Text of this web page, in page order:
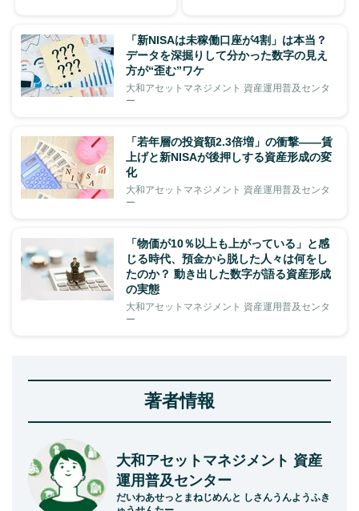
「新NISAは未稼働口座が4割」は本当？
データを深掘りして分かった数字の見え
方が“歪む”ワケ
大和アセットマネジメント 資産運用普及センタ
ー
「若年層の投資額2.3倍増」の衝撃――賃
上げと新NISAが後押しする資産形成の変
化
大和アセットマネジメント 資産運用普及センタ
ー
「物価が10％以上も上がっている」と感
じる時代、預金から脱した人々は何をし
たのか？ 動き出した数字が語る資産形成
の実態
大和アセットマネジメント 資産運用普及センタ
ー
著者情報
大和アセットマネジメント 資産
運用普及センター
だいわあせっとまねじめんと しさんうんようふき